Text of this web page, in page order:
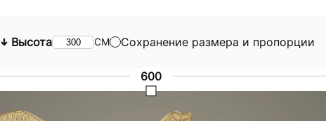
Высота СМ Сохранение размера и пропорции